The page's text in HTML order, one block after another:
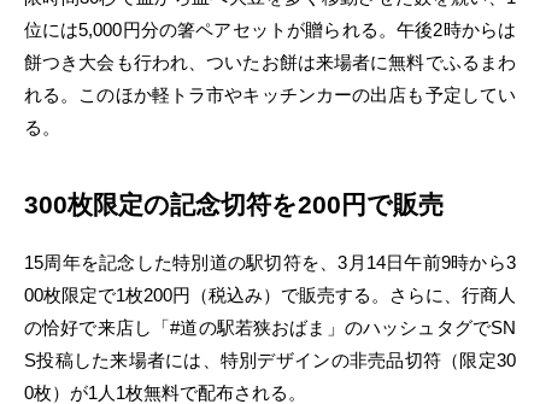
位には5,000円分の箸ペアセットが贈られる。午後2時からは
餅つき大会も行われ、ついたお餅は来場者に無料でふるまわ
れる。このほか軽トラ市やキッチンカーの出店も予定してい
る。
300枚限定の記念切符を200円で販売
15周年を記念した特別道の駅切符を、3月14日午前9時から3
00枚限定で1枚200円（税込み）で販売する。さらに、行商人
の恰好で来店し「#道の駅若狭おばま」のハッシュタグでSN
S投稿した来場者には、特別デザインの非売品切符（限定30
0枚）が1人1枚無料で配布される。